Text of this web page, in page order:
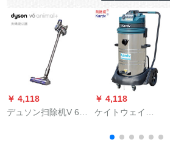
￥ 4,118
デュソン扫除机V 6ア
￥ 4,118
ケイトウェイ
機GS-3078 S乾湿両